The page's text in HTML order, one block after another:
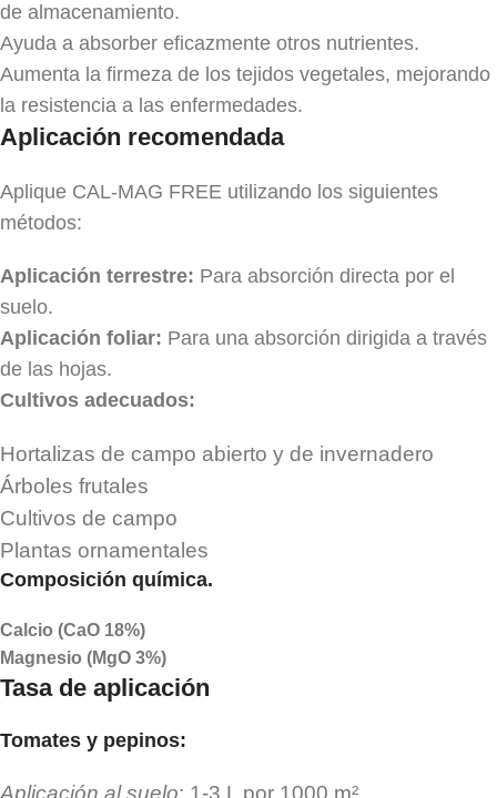
de almacenamiento.
Ayuda a absorber eficazmente otros nutrientes.
Aumenta la firmeza de los tejidos vegetales, mejorando
la resistencia a las enfermedades.
Aplicación recomendada
Aplique CAL-MAG FREE utilizando los siguientes
métodos:
Aplicación terrestre: Para absorción directa por el
suelo.
Aplicación foliar: Para una absorción dirigida a través
de las hojas.
Cultivos adecuados:
Hortalizas de campo abierto y de invernadero
Árboles frutales
Cultivos de campo
Plantas ornamentales
Composición química.
Calcio (CaO 18%)
Magnesio (MgO 3%)
Tasa de aplicación
Tomates y pepinos:
Aplicación al suelo: 1-3 L por 1000 m²